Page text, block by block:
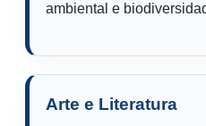
ambiental e
Arte e Literatura